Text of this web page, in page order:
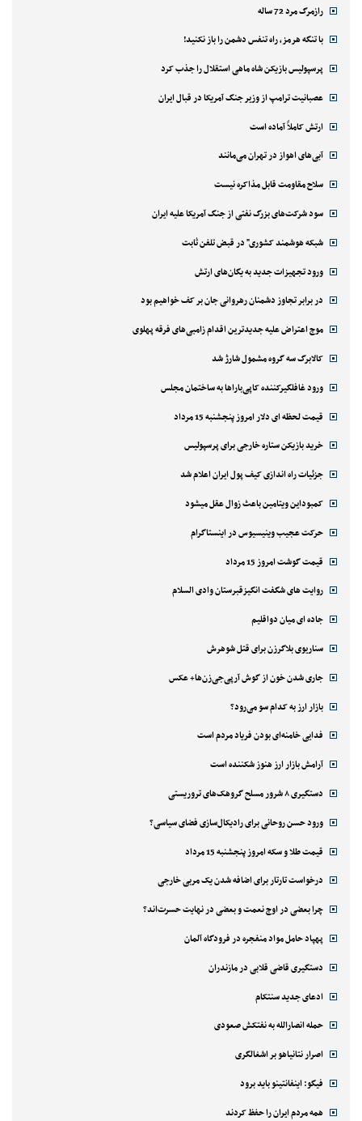
رازمرگ مرد 72 ساله
با تنگه هرمز، راه تنفس دشمن را باز نکنید!
پرسپولیس بازیکن شاه ماهی استقلال را جذب کرد
عصبانیت ترامپ از وزیر جنگ آمریکا در قبال ایران
ارتش کاملاً آماده است
آبی‌های اهواز در تهران می‌مانند
سلاح مقاومت قابل مذاکره نیست
سود شرکت‌های بزرگ نفتی از جنگ آمریکا علیه ایران
شبکه هوشمند کشوری" در قبض تلفن ثابت
ورود تجهیزات جدید به یگان‌های ارتش
در برابر تجاوز دشمنان رهروانی جان بر کف خواهیم بود
موج اعتراض علیه جدیدترین اقدام زامبی‌های فرقه پهلوی
کالابرگ سه گروه مشمول شارژ شد
ورود غافلگیرکننده کاپی‌باراها به ساختمان مجلس
قیمت لحظه ای دلار امروز پنجشنبه 15 مرداد
خرید بازیکن ستاره خارجی برای پرسپولیس
جزئیات راه اندازی کیف پول ایران اعلام شد
کمبوداین ویتامین باعث زوال عقل میشود
حرکت عجیب وینیسیوس در اینستاگرام
قیمت گوشت امروز 15 مرداد
روایت های شگفت انگیزقبرستان وادی السلام
جاده ای میان دواقلیم
سناریوی بلاگرزن برای قتل شوهرش
جاری شدن خون از گوش آرپی‌جی‌زن‌ها+ عکس
بازار ارز به کدام سو می‌رود؟
فدایی خامنه‌ای بودن فریاد مردم است
آرامش بازار ارز هنوز شکننده است
دستگیری ۸ شرور مسلح گروهک‌های تروریستی
ورود حسن روحانی برای رادیکال‌سازی فضای سیاسی؟
قیمت طلا و سکه امروز پنجشنبه 15 مرداد
درخواست تارتار برای اضافه شدن یک مربی خارجی
چرا بعضی در اوج نعمت و بعضی در نهایت حسرت‌اند؟
پهپاد حامل مواد منفجره در فرودگاه آلمان
دستگیری قاضی قلابی در مازندران
ادعای جدید سنتکام
حمله انصارالله به نفتکش صعودی
اصرار نتانیاهو بر اشغالگری
فیگو: اینفانتینو باید برود
همه مردم ایران را حفظ کردند